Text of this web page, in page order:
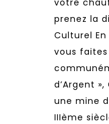
votre
prenez la
Culturel
vous faites
d’Argent
une mine
IIIème